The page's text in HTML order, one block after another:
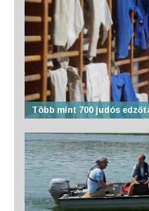
Több mint 700 judós